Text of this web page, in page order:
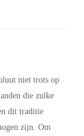
niet trots op
die zulke
dit traditie
zijn. Om